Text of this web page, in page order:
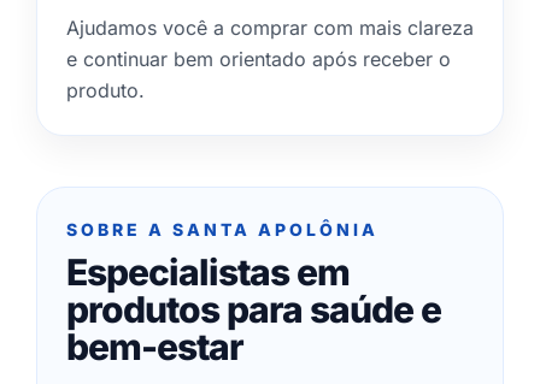
Ajudamos você a comprar com mais clareza
e continuar bem orientado após receber o
produto.
SOBRE A SANTA APOLÔNIA
Especialistas em
produtos para saúde e
bem-estar